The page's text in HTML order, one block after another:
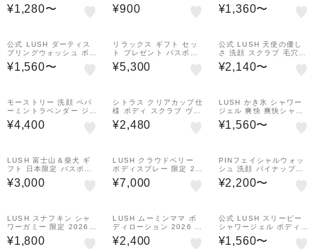
兼用 スクラブ マスク 毛
穴ケア 角質除去 ハチミ
ト ラッシュ
¥1,280〜
限定 ヴィーガン コスメ
プレゼン ト ラッシュ 公
¥900
ディソープ 液体石鹸 は
ちみつ 保湿 しっとり い
ュ
¥1,360〜
公式 LUSH ダーティス
プリングウォッシュ ボデ
ィソープ シャワージェル
ミント 清涼感 夏 ヴィー
¥1,560〜
リラックス ギフト セッ
ト プレゼント バスボム
バブルバー 入浴剤
¥5,300
公式 LUSH 天使の優し
さ 洗顔 スクラブ 毛穴ケ
ア クレイ 角質 乾燥肌 フ
ェイススクラブ ラベンダ
ドメイド ラッシュ
¥2,140〜
モーストリー 洗顔 ペパ
ーミントラベンダー ジェ
ンダーレス ハンドメイド
ヴィーガン 自然由来 コ
¥4,400
シトラス クリアカップ仕
様 ボディ スクラブ ヴィ
ーガン プレゼント向け
オレンジ ソルト 柑橘 角
¥2,480
LUSH かき氷 シャワー
ジェル 爽快 爽快シャワ
ー メントール 涼しい オ
ーガニック ヴィーガン
¥1,560〜
LUSH 富士山＆柴犬 ギ
フト 日本限定 バスボム
入浴剤 バニラ ハンドメ
イド ヴィーガン 自然派
¥3,000
LUSH クラウドベリー
ボディスプレー 限定 20
26 ムーミン コスメ プレ
ゼント ラッシュ 公式
¥7,000
PINフェイシャルウォッ
シュ 洗顔 パイナップル
ライム スイートオレンジ
ハンドメイド ヴィーガン
¥2,200〜
LUSH スナフキン シャ
ワーガミー 限定 2026
ソープ 石鹸 ムーミン 人
気 ヴィー ガン コスメ プ
¥1,800
LUSH ムーミンママ ボ
ディローション 2026 限
定 ボディケア バニラ サ
ンダルウ ッド ヴィーガ
¥2,400
公式 LUSH スリーピー
シャワージェル ボディソ
ープ 液体石鹸 ラベンダ
ー 保湿 リラックス いい
¥1,560〜